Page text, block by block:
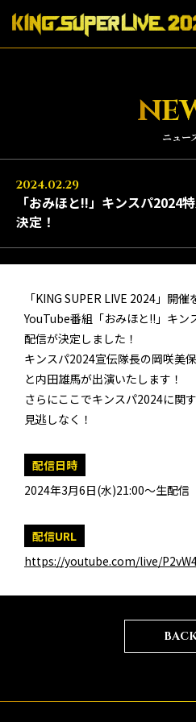
ニュー
2024.02.29
「おみほと!!」キンスパ2024
決定！
「KING SUPER LIVE 2024」開催
YouTube番組「おみほと!!」キン
配信が決定しました！
キンスパ2024宣伝隊長の岡咲美
と内田雄馬が出演いたします！
さらにここでキンスパ2024に関
見逃しなく！
配信日時
2024年3月6日(水)21:00～生配信
配信URL
https://youtube.com/live/